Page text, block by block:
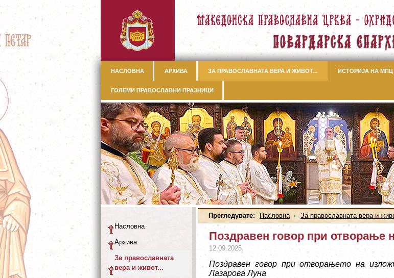
НАСЛОВНА АРХИВА ЗА ПРАВОСЛАВНАТА ВЕРА И ЖИВОТ... ИСТОРИЈА НА МПЦ
ГОЛЕМИ ПРАВОСЛАВНИ ПРАЗНИЦИ
Прегледувате: Насловна За православната вера и
Поздравен говор при отворање
12.09.2025.
Поздравен говор при отворањето на
Лазарова Луна
Насловна
Архива
За православната
вера и живот...